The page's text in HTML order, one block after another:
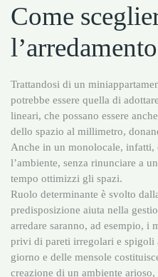
Come
l’arredamento
Trattandosi di un
potrebbe essere quella di
lineari, che possano essere
dello spazio al millimetro,
Anche in un monolocale, infatti,
l’ambiente, senza rinunciare a
tempo ottimizzi gli spazi.
Ruolo determinante è svolto
predisposizione aiuta nella
arredare saranno, ad esempio, i
privi di pareti irregolari e spigoli
giorno e delle mensole
creazione di un ambiente